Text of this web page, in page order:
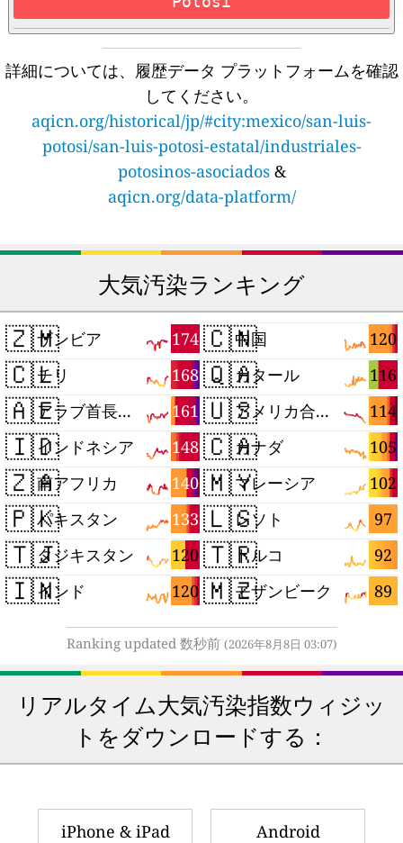
詳細については、履歴データ プラットフォームを確認
してください。
aqicn.org/historical/jp/#city:mexico/san-luis-
potosi/san-luis-potosi-estatal/industriales-
potosinos-asociados&
aqicn.org/data-platform/
大気汚染ランキング
🇿🇲 174
ザンビア
🇨🇱 168
チリ
🇦🇪 161
アラブ首長国連邦
🇮🇩 148
インドネシア
🇿🇦 140
南アフリカ
🇵🇰 133
パキスタン
🇹🇯 120
タジキスタン
🇮🇳 120
インド
🇨🇳 120
中国
🇶🇦 116
カタール
🇺🇸 114
アメリカ合衆国
🇨🇦 105
カナダ
🇲🇾 102
マレーシア
🇱🇸 97
レソト
🇹🇷 92
トルコ
🇲🇿 89
モザンビーク
Ranking updated 数秒前 (2026年8月8日 03:07)
リアルタイム大気汚染指数ウィジッ
トをダウンロードする：
iPhone & iPad Android